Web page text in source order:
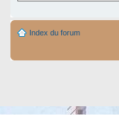
Index du forum